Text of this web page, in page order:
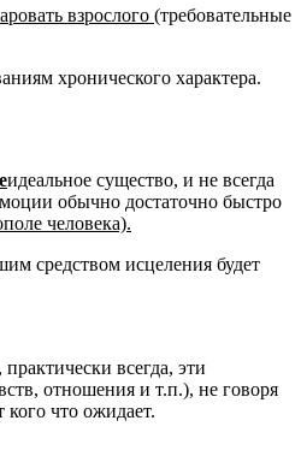
взрослого (требовательные
хронического характера.
идеальное существо, и не всегда
обычно достаточно быстро
человека).
средством исцеления будет
всегда, эти
отношения и т.п.), не говоря
что ожидает.